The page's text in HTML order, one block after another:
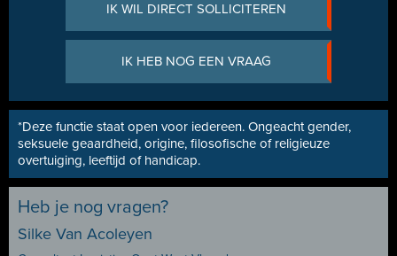
IK WIL DIRECT SOLLICITEREN
IK HEB NOG EEN VRAAG
*Deze functie staat open voor iedereen. Ongeacht gender,
seksuele geaardheid, origine, filosofische of religieuze
overtuiging, leeftijd of handicap.
Heb je nog vragen?
Silke Van Acoleyen